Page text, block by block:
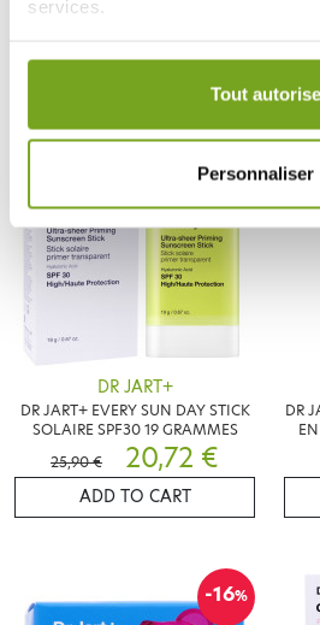
services.
Votre choix de consentement est
Tout
Personnaliser
-20%
DR JART+
DR JART+ EVERY SUN DAY STICK
SOLAIRE SPF30 19 GRAMMES
25,90 €
20,72 €
ADD TO CART
DR
-16%